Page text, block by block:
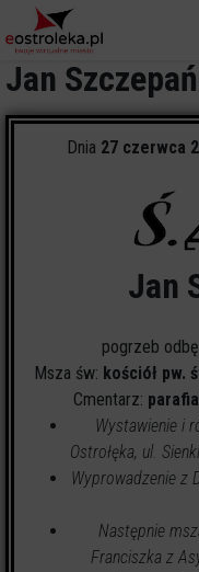
Jan
Dnia 27 czerwca
Jan
pogrzeb
Msza św: kościół pw.
Cmentarz:
Wystawienie i
Ostrołęka, ul.
Wyprowadzenie z
Następnie
Franciszka z